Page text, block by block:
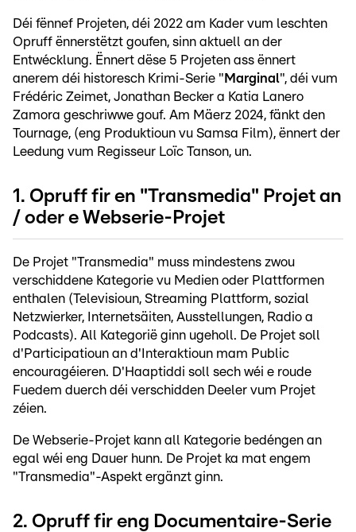
Déi fënnef Projeten, déi 2022 am Kader vum leschten
Opruff ënnerstëtzt goufen, sinn aktuell an der
Entwécklung. Ënnert dëse 5 Projeten ass ënnert
anerem déi historesch Krimi-Serie " Marginal", déi vum
Frédéric Zeimet, Jonathan Becker a Katia Lanero
Zamora geschriwwe gouf. Am Mäerz 2024, fänkt den
Tournage, (eng Produktioun vu Samsa Film), ënnert der
Leedung vum Regisseur Loïc Tanson, un.
1. Opruff fir en "Transmedia" Projet an
/ oder e Webserie-Projet
De Projet "Transmedia" muss mindestens zwou
verschiddene Kategorie vu Medien oder Plattformen
enthalen (Televisioun, Streaming Plattform, sozial
Netzwierker, Internetsäiten, Ausstellungen, Radio a
Podcasts). All Kategorië ginn ugeholl. De Projet soll
d'Participatioun an d'Interaktioun mam Public
encouragéieren. D'Haaptiddi soll sech wéi e roude
Fuedem duerch déi verschidden Deeler vum Projet
zéien.
De Webserie-Projet kann all Kategorie bedéngen an
egal wéi eng Dauer hunn. De Projet ka mat engem
"Transmedia"-Aspekt ergänzt ginn.
2. Opruff fir eng Documentaire-Serie